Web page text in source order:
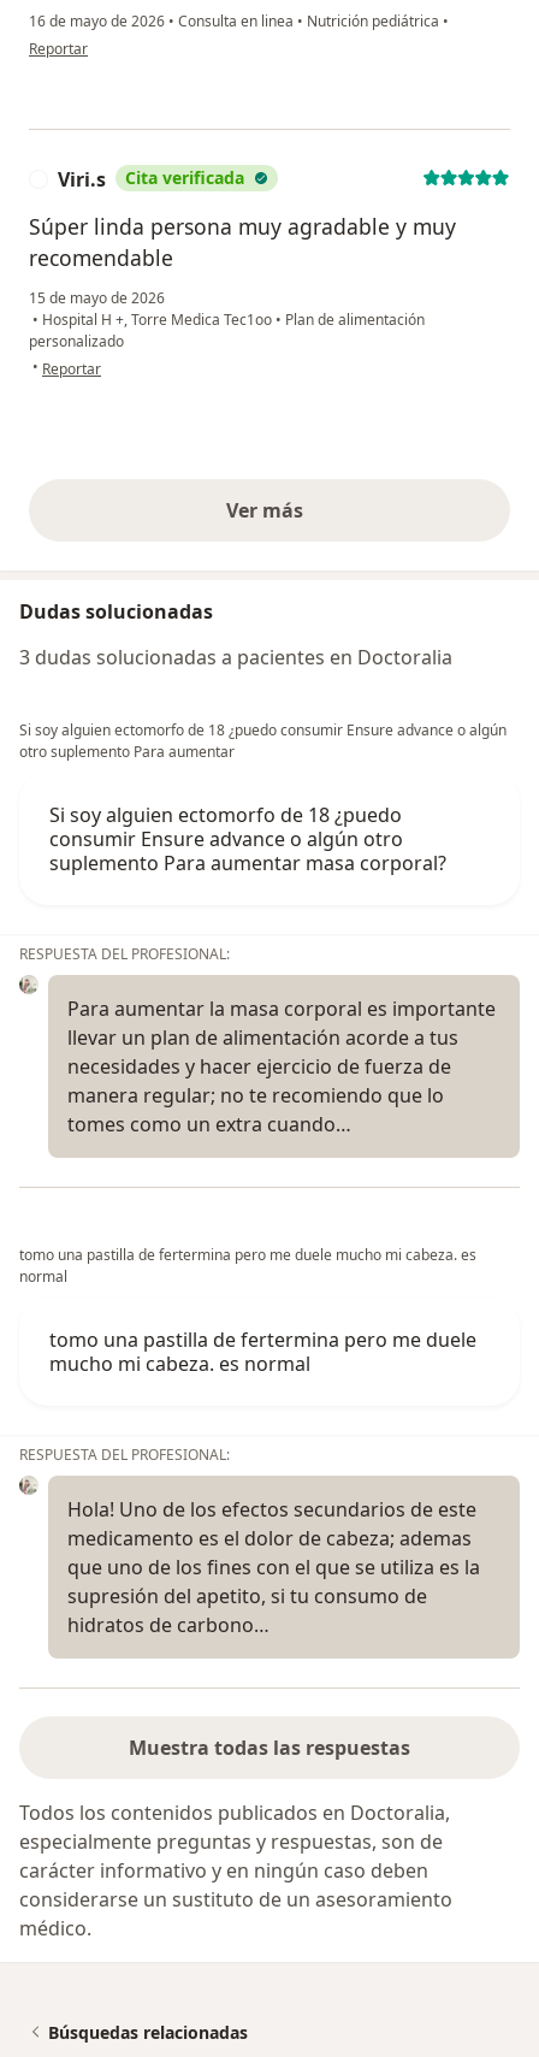
16 de mayo de 2026 • Consulta en linea • Nutrición pediátrica •
en opinión del usuario Liz Dueñez
Reportar
Viri.s Cita verificada
Súper linda persona muy agradable y muy
recomendable
15 de mayo de 2026
• Hospital H +, Torre Medica Tec1oo • Plan de alimentación
personalizado
• en opinión del usuario Viri.s
Reportar
Ver másopiniones anteriores
Dudas solucionadas
3 dudas solucionadas a pacientes en Doctoralia
Si soy alguien ectomorfo de 18 ¿puedo consumir Ensure advance o algún
otro suplemento Para aumentar
Si soy alguien ectomorfo de 18 ¿puedo
consumir Ensure advance o algún otro
suplemento Para aumentar masa corporal?
RESPUESTA DEL PROFESIONAL:
Para aumentar la masa corporal es importante
llevar un plan de alimentación acorde a tus
necesidades y hacer ejercicio de fuerza de
manera regular; no te recomiendo que lo
tomes como un extra cuando…
tomo una pastilla de fertermina pero me duele mucho mi cabeza. es
normal
tomo una pastilla de fertermina pero me duele
mucho mi cabeza. es normal
RESPUESTA DEL PROFESIONAL:
Hola! Uno de los efectos secundarios de este
medicamento es el dolor de cabeza; ademas
que uno de los fines con el que se utiliza es la
supresión del apetito, si tu consumo de
hidratos de carbono…
Muestra todas las respuestas
Todos los contenidos publicados en Doctoralia,
especialmente preguntas y respuestas, son de
carácter informativo y en ningún caso deben
considerarse un sustituto de un asesoramiento
médico.
Búsquedas relacionadas